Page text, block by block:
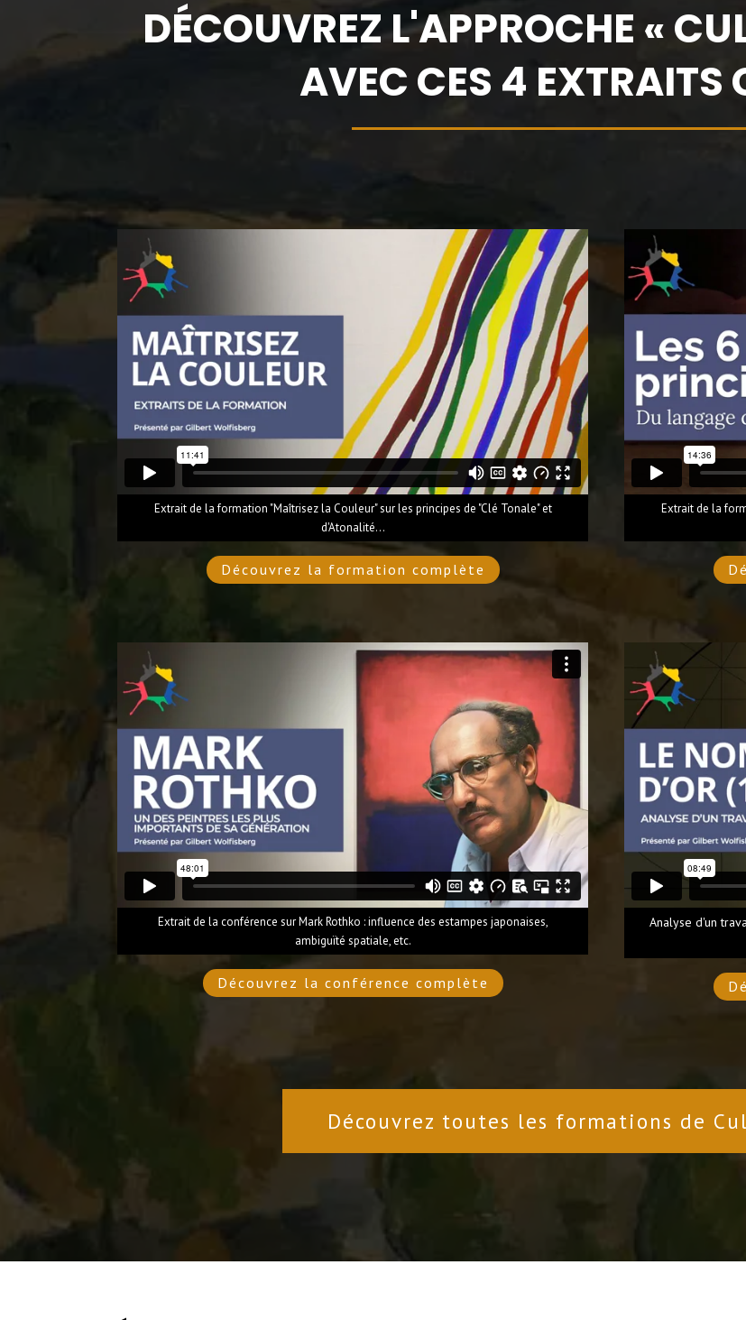
DÉCOUVREZ L'APPROCHE «
AVEC CES 4 EXTRAITS
Extrait de la formation "Maîtrisez la Couleur" sur les principes de "Clé Tonale" et
d'Atonalité...
Découvrez la formation complète
Extrait de la
Extrait de la conférence sur Mark Rothko : influence des estampes japonaises,
ambiguïté spatiale, etc.
Découvrez la conférence complète
Analyse d'un
Découvrez toutes les formations de